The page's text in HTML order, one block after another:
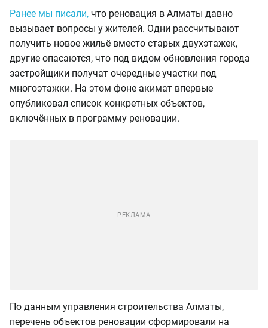
Ранее мы писали, что реновация в Алматы давно
вызывает вопросы у жителей. Одни рассчитывают
получить новое жильё вместо старых двухэтажек,
другие опасаются, что под видом обновления города
застройщики получат очередные участки под
многоэтажки. На этом фоне акимат впервые
опубликовал список конкретных объектов,
включённых в программу реновации.
По данным управления строительства Алматы,
перечень объектов реновации сформировали на